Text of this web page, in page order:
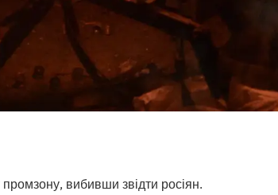
вибивши звідти росіян.